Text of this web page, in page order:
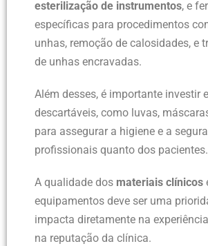
esterilização de instrumentos, e
específicas para procedimentos
unhas, remoção de calosidades, e
de unhas encravadas.
Além desses, é importante investir
descartáveis, como luvas,
para assegurar a higiene e a
profissionais quanto dos pacientes.
A qualidade dos materiais clínicos
equipamentos deve ser uma
impacta diretamente na
na reputação da clínica.